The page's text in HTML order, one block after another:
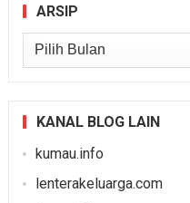
ARSIP
Arsip
KANAL BLOG LAIN
kumau.info
lenterakeluarga.com